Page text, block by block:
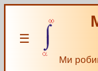
☰
Ми